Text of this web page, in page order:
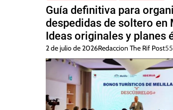
Guía definitiva para
despedidas de soltero en
Ideas originales y planes
2 de julio de 2026Redaccion The Rif Post